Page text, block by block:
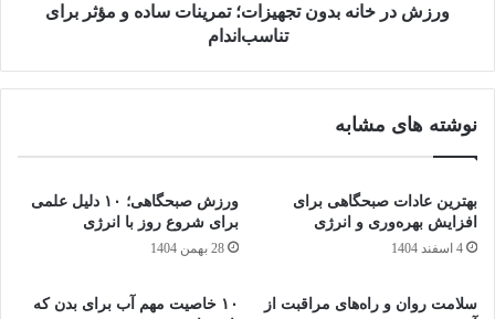
نکات طلایی برای صبحانه لاغرکننده
پروتئین فراموش نشه: تخم‌مرغ، لبنیات، مغزها
قند و شکر کم: حتی عسل و شیره هم محدود باشه
چربی سالم اضافه کن: آووکادو، مغزها
ورزش در خانه بدون تجهیزات؛ تمرینات ساده و مؤثر برای
تناسب‌اندام
نوشته های مشابه
بهترین عادات صبحگاهی برای
افزایش بهره‌وری و انرژی
4 اسفند 1404
ورزش صبحگاهی؛ ۱۰ دلیل علمی
برای شروع روز با انرژی
28 بهمن 1404
سلامت روان و راه‌های مراقبت از
۱۰ خاصیت مهم آب برای بدن که